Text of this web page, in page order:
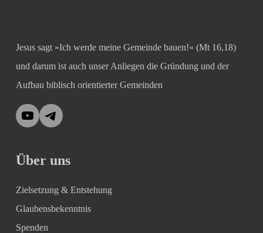
Jesus sagt »Ich werde meine Gemeinde bauen!« (Mt 16,18)
und darum ist auch unser Anliegen die Gründung und der
Aufbau biblisch orientierter Gemeinden
YouTubeTelegram
Über uns
Zielsetzung & Entstehung
Glaubensbekenntnis
Spenden